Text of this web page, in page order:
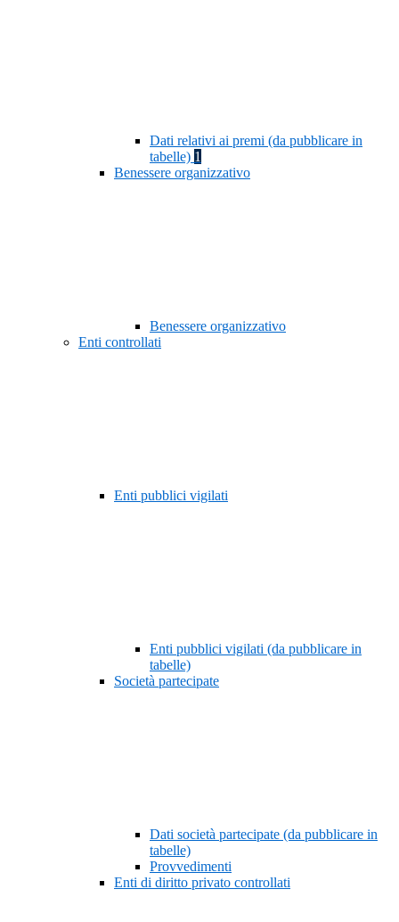
Dati relativi ai premi (da pubblicare in
tabelle) 1
Benessere organizzativo
Benessere organizzativo
Enti controllati
Enti pubblici vigilati
Enti pubblici vigilati (da pubblicare in
tabelle)
Società partecipate
Dati società partecipate (da pubblicare in
tabelle)
Provvedimenti
Enti di diritto privato controllati